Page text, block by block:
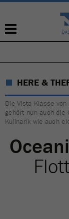
HERE &
Die Vista Klasse
gehört nun auch die
Kulinarik wie auch